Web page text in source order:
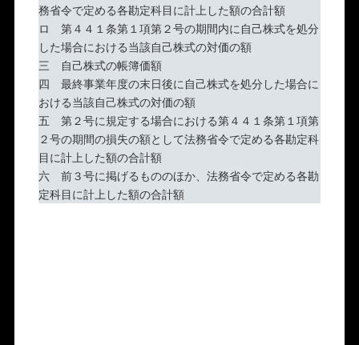
務省令で定める各勘定科目に計上した額の合計額
ロ 第４４１条第１項第２号の期間内に自己株式を処分
した場合における当該自己株式の対価の額
三 自己株式の帳簿価額
四 最終事業年度の末日後に自己株式を処分した場合に
おける当該自己株式の対価の額
五 第２号に規定する場合における第４４１条第１項第
２号の期間の損失の額として法務省令で定める各勘定科
目に計上した額の合計額
六 前３号に掲げるもののほか、法務省令で定める各勘
定科目に計上した額の合計額